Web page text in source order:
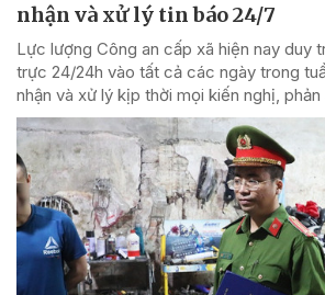
nhận và xử lý tin báo 24/7
Lực lượng Công an cấp xã hiện nay duy
trực 24/24h vào tất cả các ngày trong
nhận và xử lý kịp thời mọi kiến nghị,